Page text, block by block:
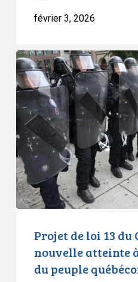
février 3, 2026
Projet
de
loi
13
Québec
:
une
nouvelle
atteinte
démocratie
peuple
Projet de loi 13 du
nouvelle atteinte
du peuple